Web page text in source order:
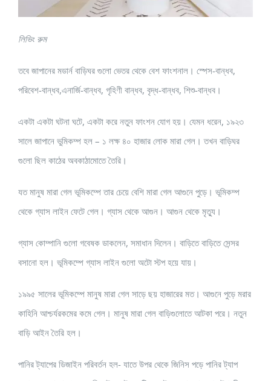
লিভিং রুম
তবে জাপানের মডার্ন বাড়িঘর গুলো ভেতর থেকে বেশ ফাংশনাল। স্পেস-বান্ধব,
পরিবেশ-বান্ধব,এনার্জি-বান্ধব, গৃহিণী বান্ধব, বৃদ্ধ-বান্ধব, শিশু-বান্ধব।
একটা একটা ঘটনা ঘটে, একটা করে নতুন ফাংশন যোগ হয়। যেমন ধরেন, ১৯২৩
সালে জাপানে ভুমিকম্প হল – ১ লক্ষ ৪০ হাজার লোক মারা গেল। তখন বাড়িঘর
গুলো ছিল কাঠের অবকাঠামোতে তৈরি।
যত মানুষ মারা গেল ভূমিকম্পে তার চেয়ে বেশি মারা গেল আগুনে পুড়ে। ভূমিকম্প
থেকে গ্যাস লাইন ফেটে গেল। গ্যাস থেকে আগুন। আগুন থেকে মৃত্যু।
গ্যাস কোম্পানি গুলো গবেষক ডাকলেন, সমাধান দিলেন। বাড়িতে বাড়িতে সেন্সর
বসানো হল। ভূমিকম্পে গ্যাস লাইন গুলো অটো স্টপ হয়ে যায়।
১৯৯৫ সালের ভূমিকম্পে মানুষ মারা গেল সাড়ে ছয় হাজারের মত। আগুনে পুড়ে মরার
কাহিনি আশ্চর্যরকমের কমে গেল। মানুষ মারা গেল বাড়িগুলোতে আটকা পরে। নতুন
বাড়ি আইন তৈরি হল।
পানির ট্যাপের ডিজাইন পরিবর্তন হল- যাতে উপর থেকে জিনিস পড়ে পানির ট্যাপ